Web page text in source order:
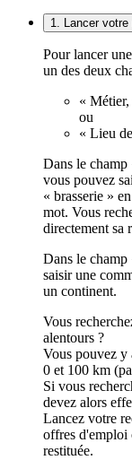
1. Lancer votre
Pour lancer
un des deux
«
ou
« Lieu
Dans le champ
vous pouvez
« brasserie »
mot. Vous
directement sa
Dans le
saisir une
un continent.
Vous
alentours ?
Vous pouvez y
0 et 100 km
Si vous
devez alors
Lancez votre
offres d'emploi
restituée.